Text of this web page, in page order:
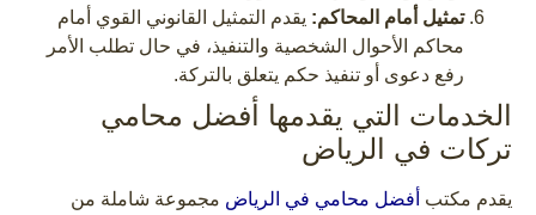
تمثيل أمام المحاكم: يقدم التمثيل القانوني القوي أمام
محاكم الأحوال الشخصية والتنفيذ، في حال تطلب الأمر
رفع دعوى أو تنفيذ حكم يتعلق بالتركة.
الخدمات التي يقدمها أفضل محامي
تركات في الرياض
يقدم مكتب أفضل محامي في الرياض مجموعة شاملة من